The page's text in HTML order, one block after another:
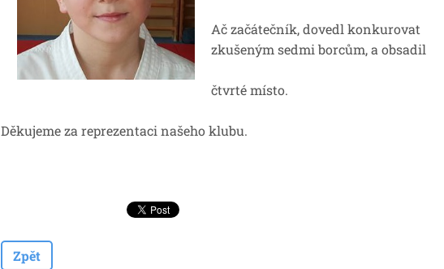
Ač začátečník, dovedl konkurovat
zkušeným sedmi borcům, a obsadil
čtvrté místo.
Děkujeme za reprezentaci našeho klubu.
Zpět